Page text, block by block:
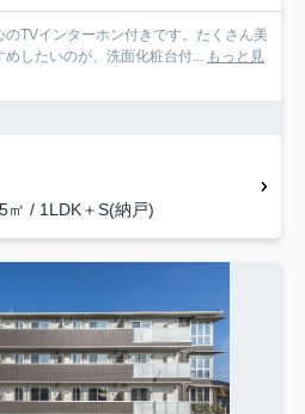
TVインターホン付きです。たくさん美
したいのが、洗面化粧台付... もっと見
㎡ / 1LDK＋S(納戸)